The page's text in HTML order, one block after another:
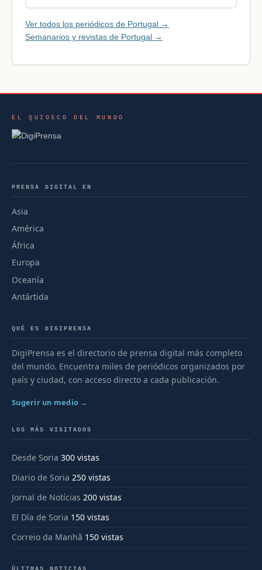
Ver todos los periódicos de Portugal →
Semanarios y revistas de Portugal →
EL QUIOSCO DEL MUNDO
PRENSA DIGITAL EN
Asia
América
África
Europa
Oceanía
Antártida
QUÉ ES DIGIPRENSA
DigiPrensa es el directorio de prensa digital más completo
del mundo. Encuentra miles de periódicos organizados por
país y ciudad, con acceso directo a cada publicación.
Sugerir un medio →
LOS MÁS VISITADOS
Desde Soria 300 vistas
Diario de Soria 250 vistas
Jornal de Notícias 200 vistas
El Día de Soria 150 vistas
Correio da Manhã 150 vistas